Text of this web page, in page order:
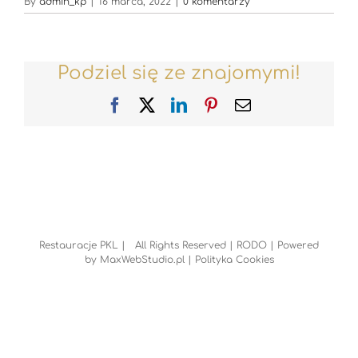
Podziel się ze znajomymi!
FacebookLinkedInPinterest
Email
Restauracje PKL | All Rights Reserved | RODO | Powered
by MaxWebStudio.pl| Polityka Cookies